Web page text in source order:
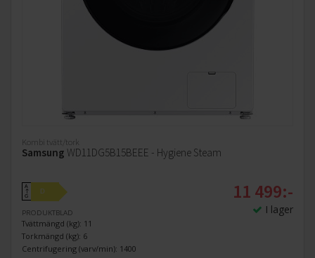
Kombi tvätt/tork
Samsung WD11DG5B15BEEE - Hygiene Steam
A
↑
G
D
PRODUKTBLAD
Tvättmängd (kg): 11
Torkmängd (kg): 6
Centrifugering (varv/min): 1400
11 499:-
I lager